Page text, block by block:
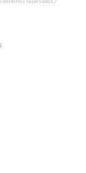
derechos reservados /